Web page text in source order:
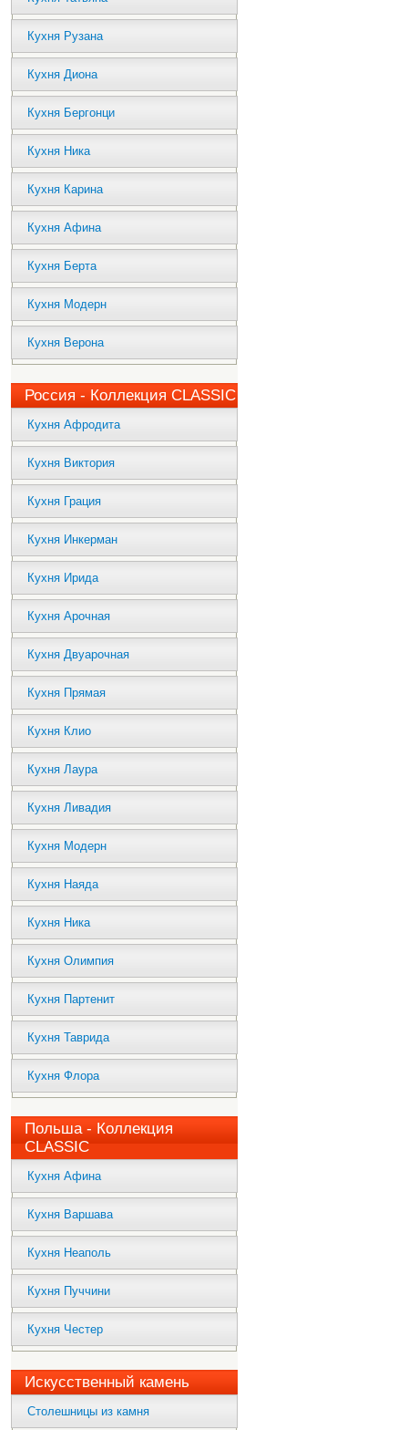
Кухня Рузана
Кухня Диона
Кухня Бергонци
Кухня Ника
Кухня Карина
Кухня Афина
Кухня Берта
Кухня Модерн
Кухня Верона
Россия - Коллекция CLASSIC
Кухня Афродита
Кухня Виктория
Кухня Грация
Кухня Инкерман
Кухня Ирида
Кухня Арочная
Кухня Двуарочная
Кухня Прямая
Кухня Клио
Кухня Лаура
Кухня Ливадия
Кухня Модерн
Кухня Наяда
Кухня Ника
Кухня Олимпия
Кухня Партенит
Кухня Таврида
Кухня Флора
Польша - Коллекция
CLASSIC
Кухня Афина
Кухня Варшава
Кухня Неаполь
Кухня Пуччини
Кухня Честер
Искусственный камень
Столешницы из камня